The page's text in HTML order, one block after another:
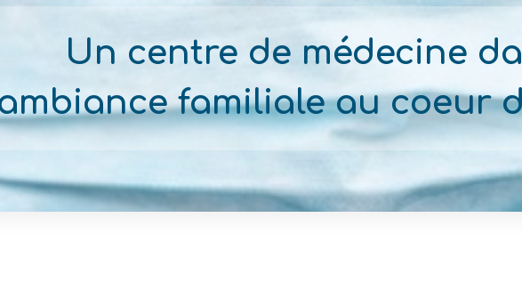
Un centre de médecine
familiale au coeur